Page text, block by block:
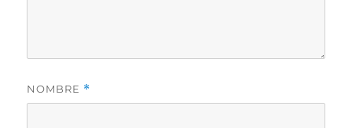
NOMBRE *